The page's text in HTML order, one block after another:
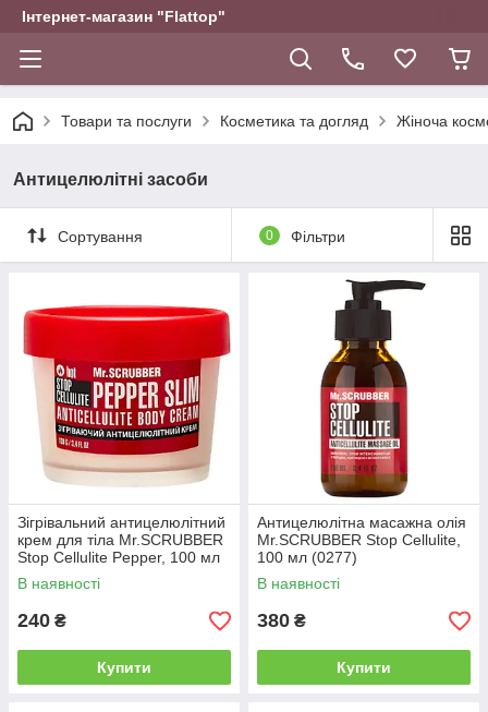
Інтернет-магазин "Flattop"
Товари та послуги Косметика та догляд Жіноча
Антицелюлітні засоби
Сортування 0 Фільтри
Зігрівальний антицелюлітний
крем для тіла Mr.SCRUBBER
Stop Cellulite Pepper, 100 мл
(0498)
В наявності
240 ₴
Купити
Антицелюлітна масажна олія
Mr.SCRUBBER Stop Cellulite,
100 мл (0277)
В наявності
380 ₴
Купити